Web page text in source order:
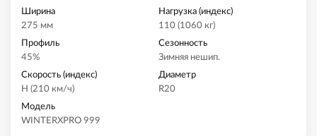
Ширина
275 мм
Нагрузка (индекс)
110 (1060 кг)
Профиль
45%
Сезонность
Зимняя нешип.
Скорость (индекс)
H (210 км/ч)
Диаметр
R20
Модель
WINTERXPRO 999